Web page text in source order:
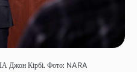
Джон Кірбі. Фото: NARA